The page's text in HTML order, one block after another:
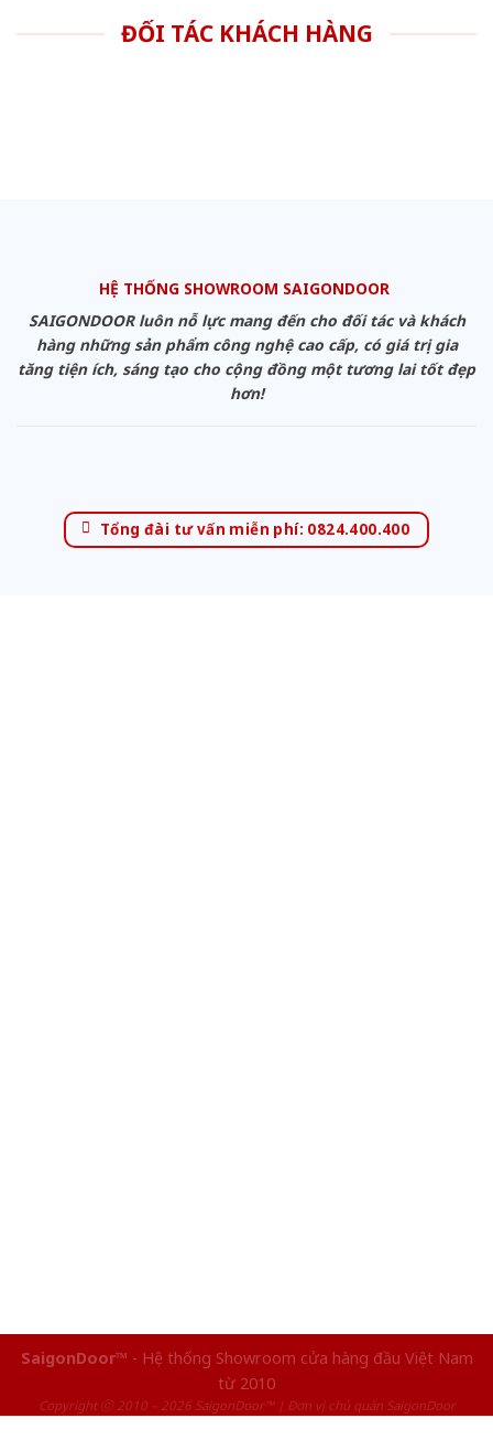
ĐỐI TÁC KHÁCH HÀNG
HỆ THỐNG SHOWROOM SAIGONDOOR
SAIGONDOOR luôn nỗ lực mang đến cho đối tác và khách
hàng những sản phẩm công nghệ cao cấp, có giá trị gia
tăng tiện ích, sáng tạo cho cộng đồng một tương lai tốt đẹp
hơn!
Tổng đài tư vấn miễn phí: 0824.400.400
SaigonDoor™ - Hệ thống Showroom cửa hàng đầu Việt Nam
từ 2010
Copyright ⓒ 2010 – 2026 SaigonDoor™ | Đơn vị chủ quản SaigonDoor